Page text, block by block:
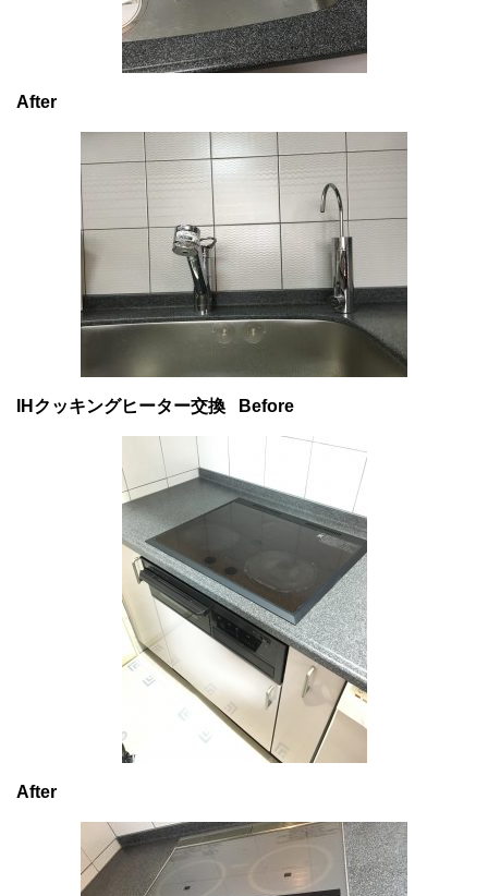
After
IHクッキングヒーター交換 Before
After